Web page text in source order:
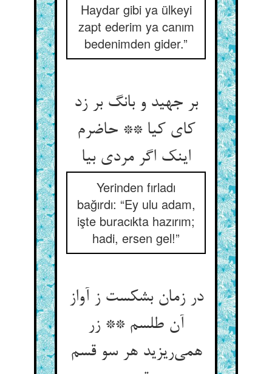
Haydar gibi ya ülkeyi
zapt ederim ya canım
bedenimden gider.”
بر جهید و بانگ بر زد
کای کیا ** حاضرم
اینک اگر مردی بیا
Yerinden fırladı
bağırdı: “Ey ulu adam,
işte buracıkta hazırım;
hadi, ersen gel!”
در زمان بشکست ز آواز
آن طلسم ** زر
همی‌ریزید هر سو قسم